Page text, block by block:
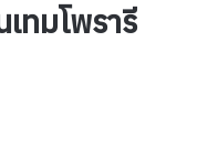
ทมโพรารี